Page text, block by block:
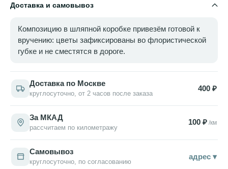
Доставка и самовывоз
Композицию в шляпной коробке привезём готовой к
вручению: цветы зафиксированы во флористической
губке и не сместятся в дороге.
Доставка по Москве
круглосуточно, от 2 часов после заказа
400 ₽
За МКАД
рассчитаем по километражу
100 ₽ /км
Самовывоз
круглосуточно, по согласованию
адрес ▾